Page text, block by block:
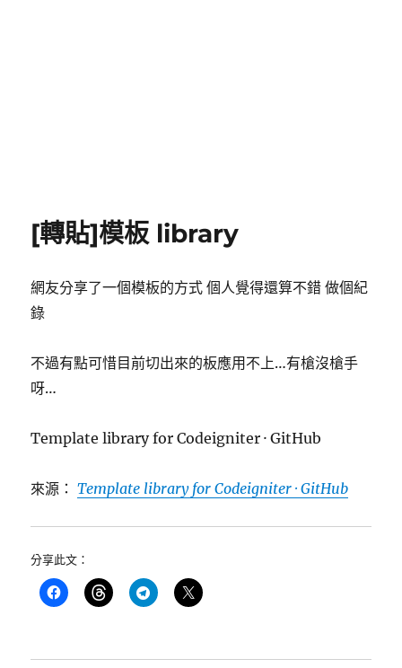
[轉貼]模板 library
網友分享了一個模板的方式 個人覺得還算不錯 做個紀
錄
不過有點可惜目前切出來的板應用不上…有槍沒槍手
呀…
Template library for Codeigniter · GitHub
來源：Template library for Codeigniter · GitHub
分享此文：